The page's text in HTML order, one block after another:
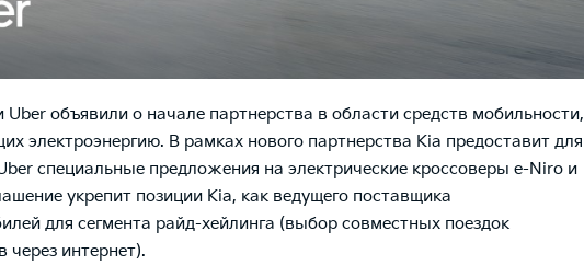
Uber объявили о начале партнерства в области средств мобильности,
электроэнергию. В рамках нового партнерства Kia предоставит для
специальные предложения на электрические кроссоверы e-Niro и
укрепит позиции Kia, как ведущего поставщика
для сегмента райд-хейлинга (выбор совместных поездок
через интернет).